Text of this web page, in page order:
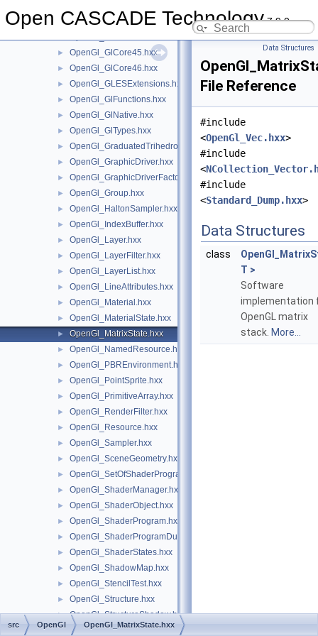
Open CASCADE Technology7.9.0
► OpenGl_GlCore43.hxx
► OpenGl_GlCore45.hxx
► OpenGl_GlCore46.hxx
► OpenGl_GLESExtensions.hxx
► OpenGl_GlFunctions.hxx
► OpenGl_GlNative.hxx
► OpenGl_GlTypes.hxx
► OpenGl_GraduatedTrihedron.hxx
► OpenGl_GraphicDriver.hxx
► OpenGl_GraphicDriverFactory.hxx
► OpenGl_Group.hxx
► OpenGl_HaltonSampler.hxx
► OpenGl_IndexBuffer.hxx
► OpenGl_Layer.hxx
► OpenGl_LayerFilter.hxx
► OpenGl_LayerList.hxx
► OpenGl_LineAttributes.hxx
► OpenGl_Material.hxx
► OpenGl_MaterialState.hxx
► OpenGl_MatrixState.hxx
► OpenGl_NamedResource.hxx
► OpenGl_PBREnvironment.hxx
► OpenGl_PointSprite.hxx
► OpenGl_PrimitiveArray.hxx
► OpenGl_RenderFilter.hxx
► OpenGl_Resource.hxx
► OpenGl_Sampler.hxx
► OpenGl_SceneGeometry.hxx
► OpenGl_SetOfShaderPrograms.hxx
► OpenGl_ShaderManager.hxx
► OpenGl_ShaderObject.hxx
► OpenGl_ShaderProgram.hxx
► OpenGl_ShaderProgramDumpLevel.hxx
► OpenGl_ShaderStates.hxx
► OpenGl_ShadowMap.hxx
► OpenGl_StencilTest.hxx
► OpenGl_Structure.hxx
► OpenGl_StructureShadow.hxx
► OpenGl_Text.hxx
Data Structures
File Reference
#include
<OpenGl_Vec.hxx>
#include
<
#include
<Standard_Dump.hxx>
Data Structures
class
T >
Software
implementation
OpenGL matrix
stack. More...
src OpenGl OpenGl_MatrixState.hxx